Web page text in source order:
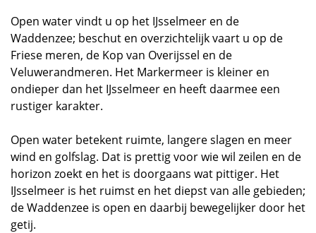
Open water vindt u op het IJsselmeer en de
Waddenzee; beschut en overzichtelijk vaart u op de
Friese meren, de Kop van Overijssel en de
Veluwerandmeren. Het Markermeer is kleiner en
ondieper dan het IJsselmeer en heeft daarmee een
rustiger karakter.
Open water betekent ruimte, langere slagen en meer
wind en golfslag. Dat is prettig voor wie wil zeilen en de
horizon zoekt en het is doorgaans wat pittiger. Het
IJsselmeer is het ruimst en het diepst van alle gebieden;
de Waddenzee is open en daarbij bewegelijker door het
getij.